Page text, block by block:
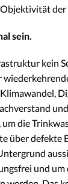
sein.
kein
die
über defekte
und